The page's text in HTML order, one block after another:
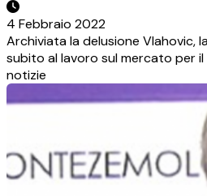
4 Febbraio 2022
Archiviata la delusione Vlahovic,
subito al lavoro sul mercato per
notizie